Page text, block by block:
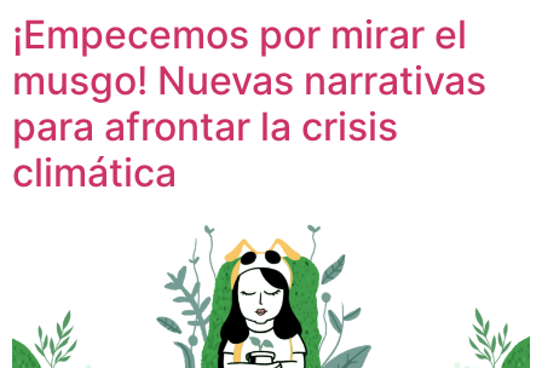
¡Empecemos por mirar el
musgo! Nuevas narrativas
para afrontar la crisis
climática